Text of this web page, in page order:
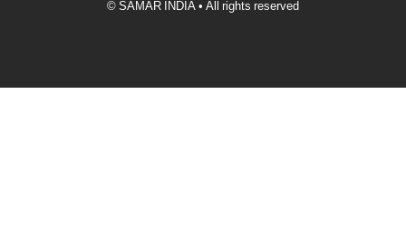
© SAMAR INDIA • All rights reserved